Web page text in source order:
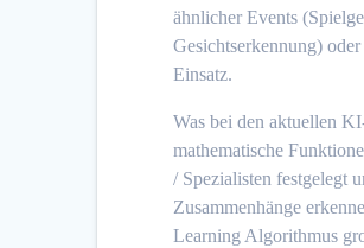
ähnlicher Events
Gesichtserkennung)
Einsatz.
Was bei den aktuellen
mathematische
/ Spezialisten festgelegt
Zusammenhänge
Learning Algorithmus